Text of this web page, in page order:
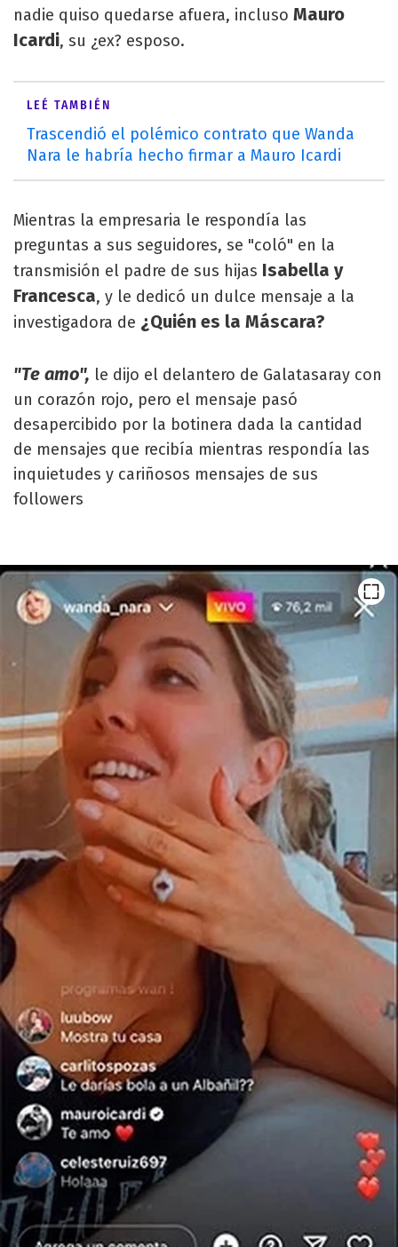
nadie quiso quedarse afuera, incluso Mauro
Icardi, su ¿ex? esposo.
LEÉ TAMBIÉN
Trascendió el polémico contrato que Wanda
Nara le habría hecho firmar a Mauro Icardi
Mientras la empresaria le respondía las
preguntas a sus seguidores, se "coló" en la
transmisión el padre de sus hijas Isabella y
Francesca, y le dedicó un dulce mensaje a la
investigadora de ¿Quién es la Máscara?
"Te amo", le dijo el delantero de Galatasaray con
un corazón rojo, pero el mensaje pasó
desapercibido por la botinera dada la cantidad
de mensajes que recibía mientras respondía las
inquietudes y cariñosos mensajes de sus
followers